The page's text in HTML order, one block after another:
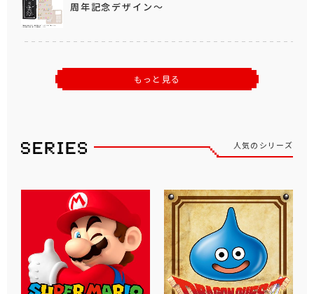
周年記念デザイン～
もっと見る
人気のシリーズ